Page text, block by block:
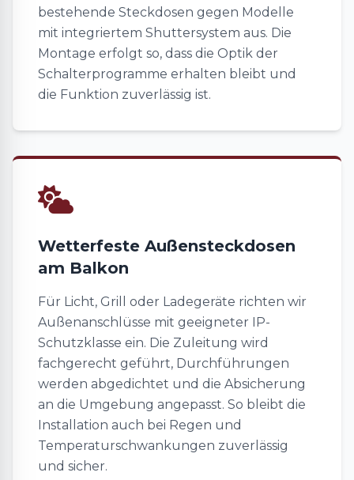
bestehende Steckdosen gegen Modelle
mit integriertem Shuttersystem aus. Die
Montage erfolgt so, dass die Optik der
Schalterprogramme erhalten bleibt und
die Funktion zuverlässig ist.
Wetterfeste Außensteckdosen
am Balkon
Für Licht, Grill oder Ladegeräte richten wir
Außenanschlüsse mit geeigneter IP-
Schutzklasse ein. Die Zuleitung wird
fachgerecht geführt, Durchführungen
werden abgedichtet und die Absicherung
an die Umgebung angepasst. So bleibt die
Installation auch bei Regen und
Temperaturschwankungen zuverlässig
und sicher.